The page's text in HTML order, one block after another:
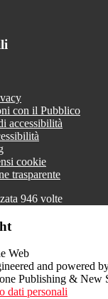
con il Pubblico
accessibilità
cookie
trasparente
946 volte
and powered
Publishing & New
dati personali